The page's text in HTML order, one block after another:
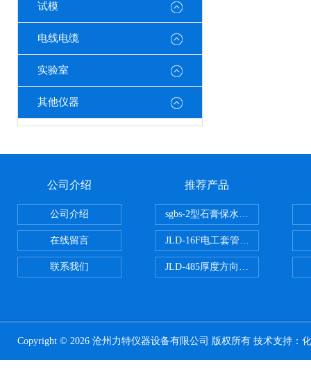
试模
电线电缆
实验室
其他仪器
公司介绍
公司介绍
在线留言
联系我们
推荐产品
sgbs-2型石膏保水率测定仪粉刷
JLD-16F电工套管恒温水浴管材
JLD-485厚度方向性钢板拉伸试验
Copyright © 2026 沧州力特仪器设备有限公司 版权所有 技术支持：